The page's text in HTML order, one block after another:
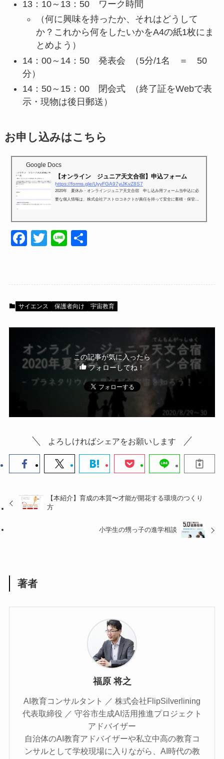
13：10～13：50 ワーク時間
（何に興味を持ったか、それはどうして
か？これから何をしたいかをA4の紙1枚にま
とめよう）
14：00～14：50 発表会 （5分/1名 ＝ 50
分）
14：50～15：00 閉会式 （終了証をWebで表
示・現物は後日郵送）
お申し込みはこちら
Google Docs
【オンライン ジュニア天文合宿】申込フォーム
https://forms.gle/UyyFGA97yiJKvZ8S7
2020年 夏休み・オンラインジュニア天文合宿 申し込み用フォーム当申込に必
要な個人情報は、株式会社アストロコネクトが責任を持って安全に蓄積・保管
F
e
b
k
T
er
Li
サイエンス 保護者向け 宇宙教育
この記事が気に入ったら
フォローしてね！
よろしければシェアをお願いします
【本紹介】育成の本質〜才能が開花する環境のつくり
方
小学生の甥っ子の進学相談
著者
福原 将之
AI教育コンサルタント ／ 株式会社FlipSilverlining
代表取締役 ／ 守谷市生成AI活用推進プロジェクト
アドバイザー
自治体のAI教育アドバイザーや私立中高の教育コ
ンサルとして学校現場に入りながら、AI時代の教